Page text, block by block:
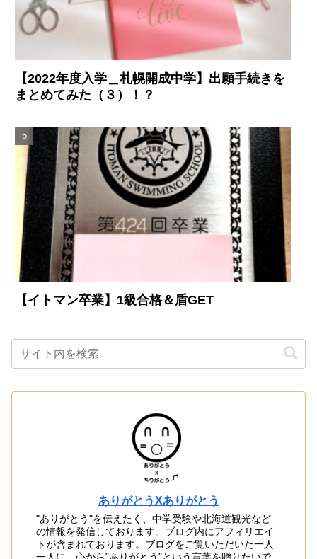
【2022年度入学＿札幌開成中学】出願手続きを
まとめてみた（３）！？
【イトマン卒業】1級合格＆盾GET
ありがとうXありがとう
"ありがとう"を伝えたく、中学受験や北海道観光など
の情報を発信しております。ブログ内にアフィリエイ
トが含まれております。ブログをご覧いただいた一人